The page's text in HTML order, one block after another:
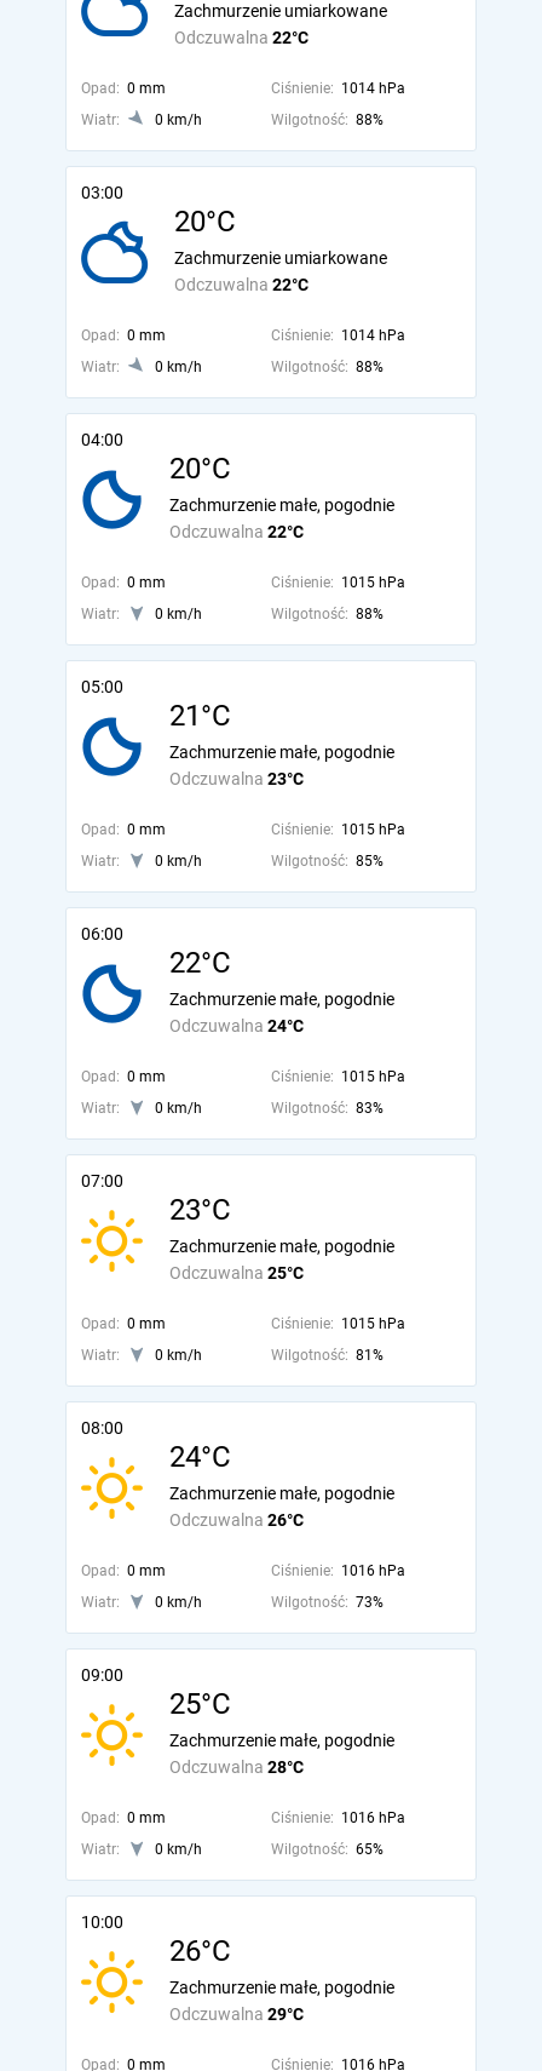
Odczuwalna 22°C
Zachmurzenie umiarkowane
Opad: 0 mm Ciśnienie: 1014 hPa
Wiatr:
0 km/h Wilgotność: 88%
03:00
20°C
Odczuwalna 22°C
Zachmurzenie umiarkowane
Opad: 0 mm Ciśnienie: 1014 hPa
Wiatr:
0 km/h Wilgotność: 88%
04:00
20°C
Odczuwalna 22°C
Zachmurzenie małe, pogodnie
Opad: 0 mm Ciśnienie: 1015 hPa
Wiatr:
0 km/h Wilgotność: 88%
05:00
21°C
Odczuwalna 23°C
Zachmurzenie małe, pogodnie
Opad: 0 mm Ciśnienie: 1015 hPa
Wiatr:
0 km/h Wilgotność: 85%
06:00
22°C
Odczuwalna 24°C
Zachmurzenie małe, pogodnie
Opad: 0 mm Ciśnienie: 1015 hPa
Wiatr:
0 km/h Wilgotność: 83%
07:00
23°C
Odczuwalna 25°C
Zachmurzenie małe, pogodnie
Opad: 0 mm Ciśnienie: 1015 hPa
Wiatr:
0 km/h Wilgotność: 81%
08:00
24°C
Odczuwalna 26°C
Zachmurzenie małe, pogodnie
Opad: 0 mm Ciśnienie: 1016 hPa
Wiatr:
0 km/h Wilgotność: 73%
09:00
25°C
Odczuwalna 28°C
Zachmurzenie małe, pogodnie
Opad: 0 mm Ciśnienie: 1016 hPa
Wiatr:
0 km/h Wilgotność: 65%
10:00
26°C
Odczuwalna 29°C
Zachmurzenie małe, pogodnie
Opad: 0 mm Ciśnienie: 1016 hPa